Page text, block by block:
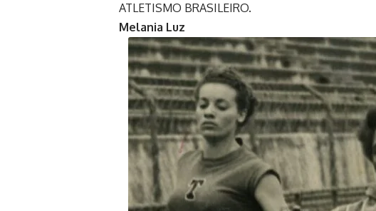
ATLETISMO BRASILEIRO.
Melania Luz